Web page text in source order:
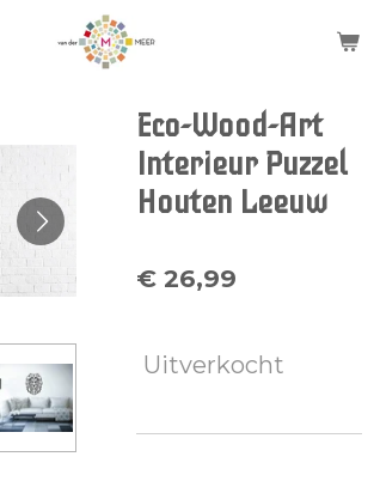
Eco-Wood-Art
Interieur Puzzel
Houten Leeuw
€ 26,99
Uitverkocht